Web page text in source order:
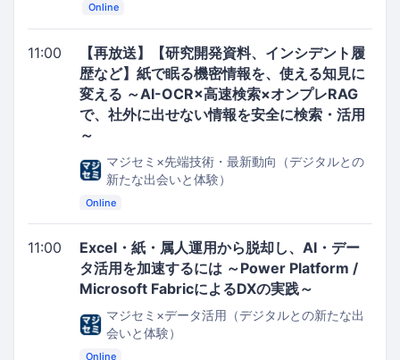
Online
11:00
【再放送】【研究開発資料、インシデント履
歴など】紙で眠る機密情報を、使える知見に
変える ～AI-OCR×高速検索×オンプレRAG
で、社外に出せない情報を安全に検索・活用
～
マジセミ×先端技術・最新動向（デジタルとの
新たな出会いと体験）
Online
11:00
Excel・紙・属人運用から脱却し、AI・デー
タ活用を加速するには ～Power Platform /
Microsoft FabricによるDXの実践～
マジセミ×データ活用（デジタルとの新たな出
会いと体験）
Online